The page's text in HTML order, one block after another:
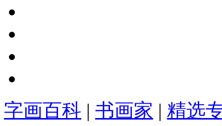
字画百科 | 书画家 | 精选